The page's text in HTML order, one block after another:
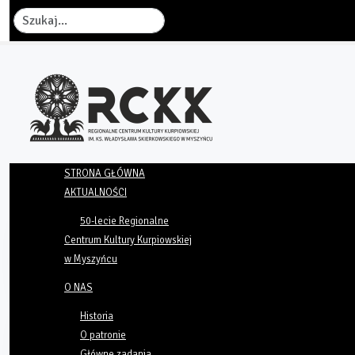
Szukaj
STRONA GŁÓWNA
AKTUALNOŚCI
50-lecie Regionalne
Centrum Kultury Kurpiowskiej
w Myszyńcu
O NAS
Historia
O patronie